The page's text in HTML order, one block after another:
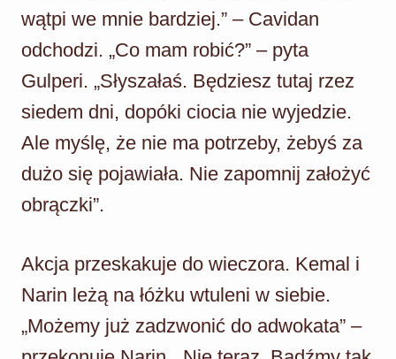
wątpi we mnie bardziej.” – Cavidan
odchodzi. „Co mam robić?” – pyta
Gulperi. „Słyszałaś. Będziesz tutaj rzez
siedem dni, dopóki ciocia nie wyjedzie.
Ale myślę, że nie ma potrzeby, żebyś za
dużo się pojawiała. Nie zapomnij założyć
obrączki”.
Akcja przeskakuje do wieczora. Kemal i
Narin leżą na łóżku wtuleni w siebie.
„Możemy już zadzwonić do adwokata” –